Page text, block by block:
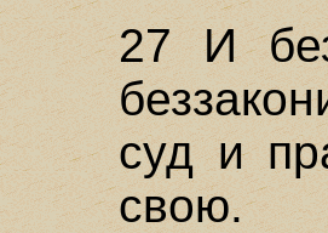
27 И
суд и
свою.